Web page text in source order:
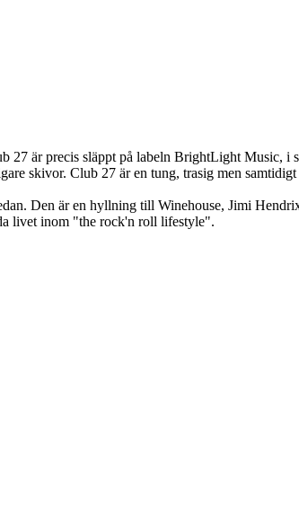
är precis släppt på labeln BrightLight Music, i
skivor. Club 27 är en tung, trasig men
Den är en hyllning till Winehouse, Jimi
livet inom "the rock'n roll lifestyle".